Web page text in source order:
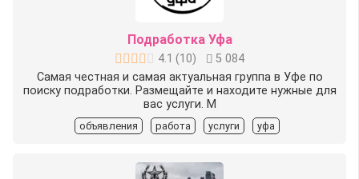
Подработка Уфа
4.1 (10)
5 084
Самая честная и самая актуальная группа в Уфе по
поиску подработки. Размещайте и находите нужные для
вас услуги. М
объявления работа услуги уфа